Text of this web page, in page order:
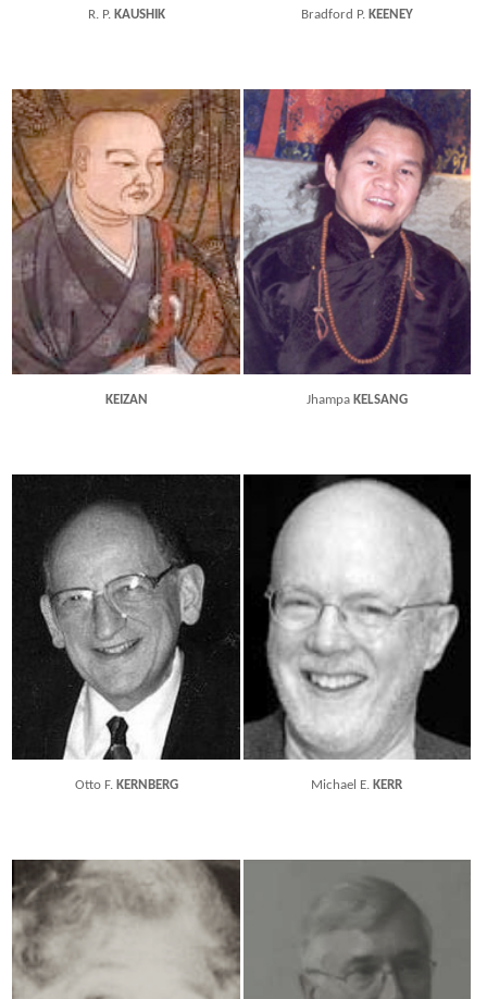
R. P. KAUSHIK Bradford P. KEENEY
KEIZAN Jhampa KELSANG
Otto F. KERNBERG Michael E. KERR